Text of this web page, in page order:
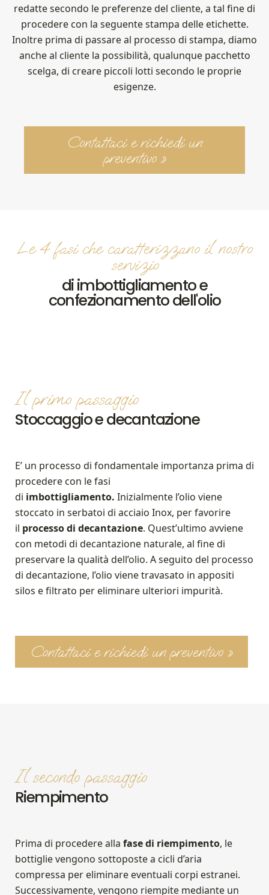
redatte secondo le preferenze del cliente, a tal fine di
procedere con la seguente stampa delle etichette.
Inoltre prima di passare al processo di stampa, diamo
anche al cliente la possibilità, qualunque pacchetto
scelga, di creare piccoli lotti secondo le proprie
esigenze.
Contattaci e richiedi un
preventivo »
Le 4 fasi che caratterizzano il nostro
servizio
di imbottigliamento e
confezionamento dell'olio
Il primo passaggio
Stoccaggio e decantazione
E’ un processo di fondamentale importanza prima di
procedere con le fasi
di imbottigliamento. Inizialmente l’olio viene
stoccato in serbatoi di acciaio Inox, per favorire
il processo di decantazione. Quest’ultimo avviene
con metodi di decantazione naturale, al fine di
preservare la qualità dell’olio. A seguito del processo
di decantazione, l’olio viene travasato in appositi
silos e filtrato per eliminare ulteriori impurità.
Contattaci e richiedi un preventivo »
Il secondo passaggio
Riempimento
Prima di procedere alla fase di riempimento, le
bottiglie vengono sottoposte a cicli d’aria
compressa per eliminare eventuali corpi estranei.
Successivamente, vengono riempite mediante un